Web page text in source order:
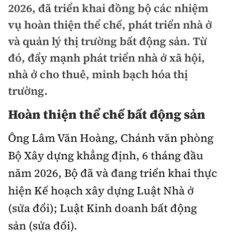
Doanh nghiệp
Doanh nhân
Thị trường
Điểm tin
Mua bán
Giới thiệu dự án
Dự án
Chung cư
Đất nền
Nhà ở xã hội
Góc cư dân
Nội thất - ngoại thất
Xu hướng tiêu dùng
Tư vấn
Video
Multimedia
Emagazine
Sách Vận tải
2026, đã triển khai đồng bộ các nhiệm
vụ hoàn thiện thể chế, phát triển nhà ở
và quản lý thị trường bất động sản. Từ
đó, đẩy mạnh phát triển nhà ở xã hội,
nhà ở cho thuê, minh bạch hóa thị
trường.
Hoàn thiện thể chế bất động sản
Ông Lâm Văn Hoàng, Chánh văn phòng
Bộ Xây dựng khẳng định, 6 tháng đầu
năm 2026, Bộ đã và đang triển khai thực
hiện Kế hoạch xây dựng Luật Nhà ở
(sửa đổi); Luật Kinh doanh bất động
sản (sửa đổi).